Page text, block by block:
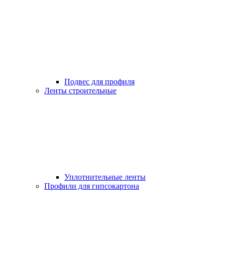
Подвес для профиля
Ленты строительные
Уплотнительные ленты
Профили для гипсокартона